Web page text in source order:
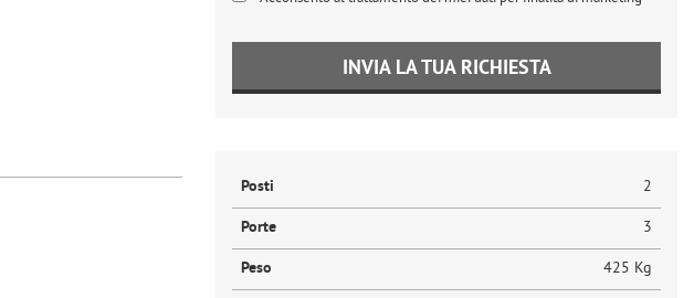
INVIA LA TUA RICHIESTA
Posti 2
Porte 3
Peso 425 Kg